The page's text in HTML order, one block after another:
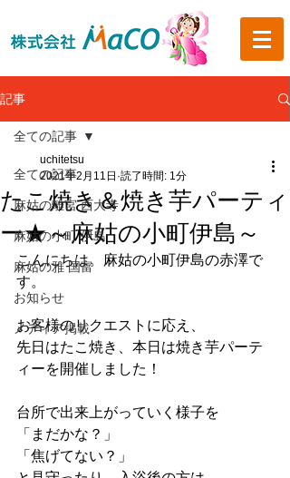
記事
全ての記事
麻姑の離宮 西大寺
麻姑の小町 伊島
麻姑の雅 国富
お知らせ
メディア掲載
全ての記事
たこ焼き＆焼き芋パーティ
ー★～麻姑の小町伊島～
uchitetsu
2021年2月11日 読了時間: 1分
こんにちは。麻姑の小町伊島の赤澤で
す。
お客様のリクエストに応え、
先日はたこ焼き、本日は焼き芋パーテ
ィーを開催しました！
台所で出来上がっていく様子を
「まだかな？」
「焦げてない？」